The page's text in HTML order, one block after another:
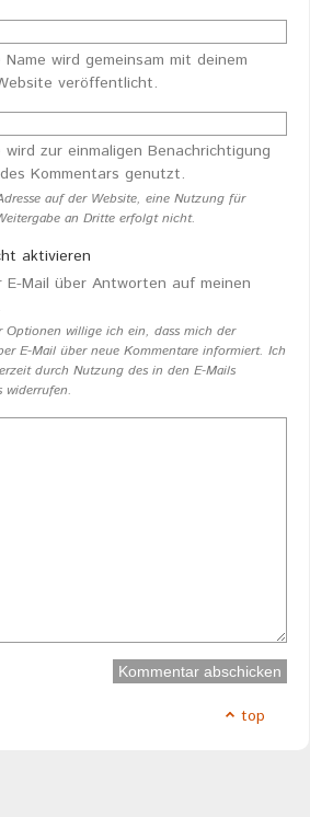
wird gemeinsam mit deinem
veröffentlicht.
wird zur einmaligen Benachrichtigung
Kommentars genutzt.
auf der Website, eine Nutzung für
an Dritte erfolgt nicht.
aktivieren
E-Mail über Antworten auf meinen
Optionen willige ich ein, dass mich der
E-Mail über neue Kommentare informiert. Ich
durch Nutzung des in den E-Mails
widerrufen.
top